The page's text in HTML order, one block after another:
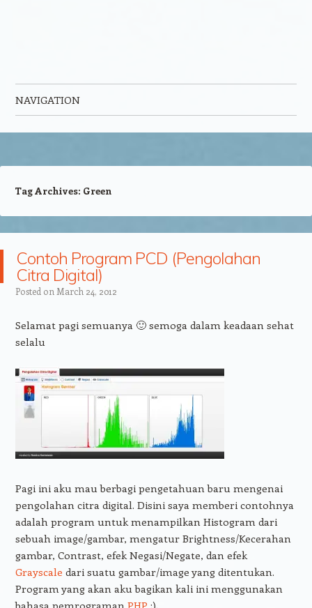
NAVIGATION
Tag Archives: Green
Contoh Program PCD (Pengolahan
Citra Digital)
Posted on March 24, 2012
Selamat pagi semuanya 🙂 semoga dalam keadaan sehat
selalu
Pagi ini aku mau berbagi pengetahuan baru mengenai
pengolahan citra digital. Disini saya memberi contohnya
adalah program untuk menampilkan Histogram dari
sebuah image/gambar, mengatur Brightness/Kecerahan
gambar, Contrast, efek Negasi/Negate, dan efek
Grayscale dari suatu gambar/image yang ditentukan.
Program yang akan aku bagikan kali ini menggunakan
bahasa pemrograman PHP :).